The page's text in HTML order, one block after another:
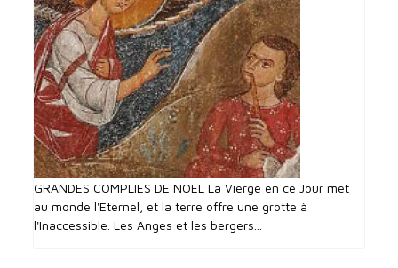
GRANDES COMPLIES DE NOEL La Vierge en ce Jour met
au monde l'Eternel, et la terre offre une grotte à
l'Inaccessible. Les Anges et les bergers...